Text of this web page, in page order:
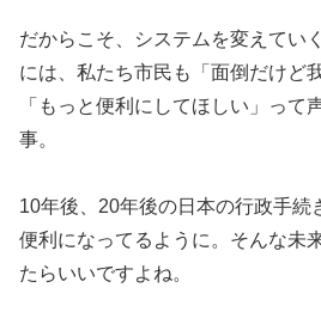
だからこそ、システムを変えてい
には、私たち市民も「面倒だけど
「もっと便利にしてほしい」って
事。
10年後、20年後の日本の行政手続
便利になってるように。そんな未
たらいいですよね。